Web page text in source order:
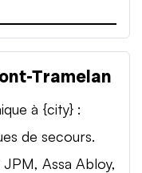
Tramelan
à {city} :
de secours.
Assa Abloy,